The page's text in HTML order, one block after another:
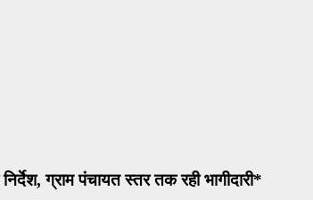
ग्राम पंचायत स्तर तक रही भागीदारी*